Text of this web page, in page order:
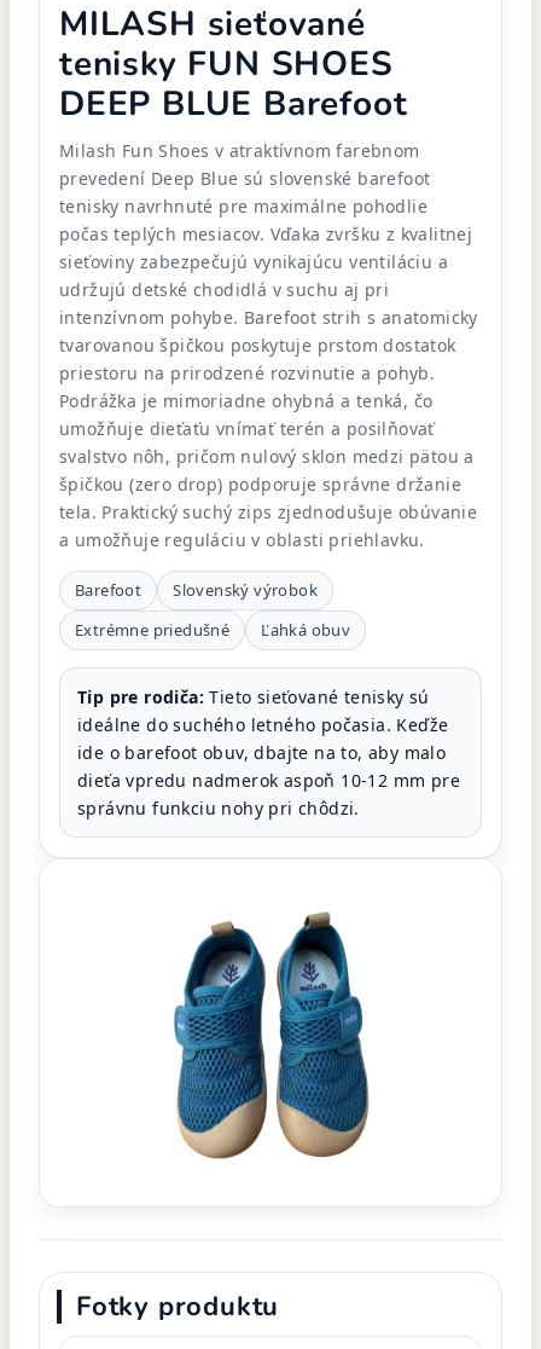
MILASH sieťované
tenisky FUN SHOES
DEEP BLUE Barefoot
Milash Fun Shoes v atraktívnom farebnom
prevedení Deep Blue sú slovenské barefoot
tenisky navrhnuté pre maximálne pohodlie
počas teplých mesiacov. Vďaka zvršku z kvalitnej
sieťoviny zabezpečujú vynikajúcu ventiláciu a
udržujú detské chodidlá v suchu aj pri
intenzívnom pohybe. Barefoot strih s anatomicky
tvarovanou špičkou poskytuje prstom dostatok
priestoru na prirodzené rozvinutie a pohyb.
Podrážka je mimoriadne ohybná a tenká, čo
umožňuje dieťaťu vnímať terén a posilňovať
svalstvo nôh, pričom nulový sklon medzi pätou a
špičkou (zero drop) podporuje správne držanie
tela. Praktický suchý zips zjednodušuje obúvanie
a umožňuje reguláciu v oblasti priehlavku.
Barefoot
Slovenský výrobok
Extrémne priedušné
Ľahká obuv
Tip pre rodiča: Tieto sieťované tenisky sú
ideálne do suchého letného počasia. Keďže
ide o barefoot obuv, dbajte na to, aby malo
dieťa vpredu nadmerok aspoň 10-12 mm pre
správnu funkciu nohy pri chôdzi.
Fotky produktu